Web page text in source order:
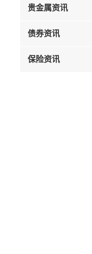
贵金属资讯
债券资讯
保险资讯